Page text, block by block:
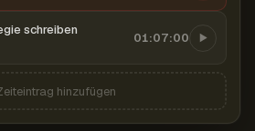
schreiben 01:07:00
hinzufügen